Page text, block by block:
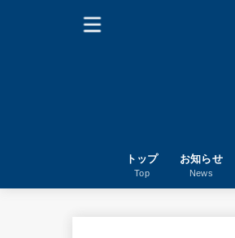
トップ
Top
お知らせ
News